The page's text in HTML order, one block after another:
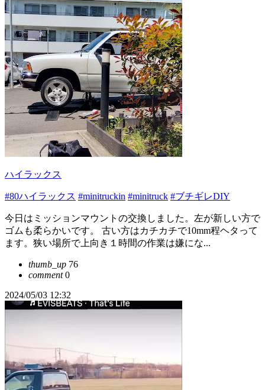
ハイラックス
#80ハイラックス #minitruckin #minitruck #ブチギレDIY
今日はミッションマウントの交換しました。左が新しい方で
ゴムも柔らかいです。 古い方はカチカチで10mm程ヘタって
ます。狭い場所で上向き１時間の作業は嫌にな...
thumb_up 76
comment0
2024/05/03 12:32